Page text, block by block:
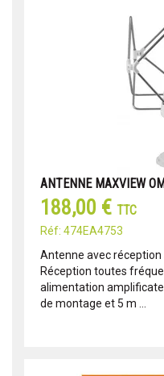
ANTENNE MAXVIEW
188,00 € TTC
Réf: 474EA4753
Antenne avec réception
Réception toutes
alimentation
de montage et 5 m ...